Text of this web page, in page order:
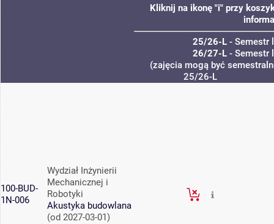
Kliknij na ikonę "i" przy
25/26-L - Semestr
26/27-L - Semestr
(zajęcia mogą być
25/26-L
100-BUD-
1N-006
Wydział Inżynierii
Mechanicznej i
Robotyki
Akustyka budowlana
(od 2027-03-01)